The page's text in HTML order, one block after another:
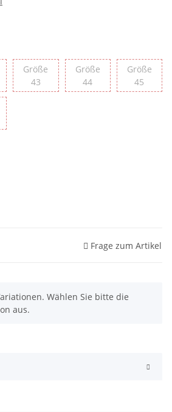
42
Größe
43Größe 43
Größe
44Größe 44
Größe
45
47
Frage zum Artikel
Wählen Sie bitte die
aus.